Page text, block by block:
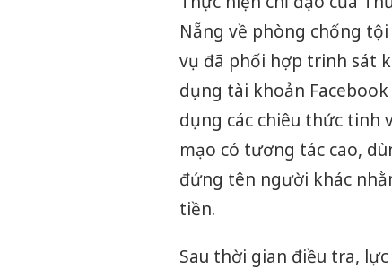
Nẵng về phòng chống
vụ đã phối hợp trinh sát
dụng tài khoản
dụng các chiêu thức tinh
mạo có tương tác cao,
đứng tên người khác
tiền.
Sau thời gian điều tra,